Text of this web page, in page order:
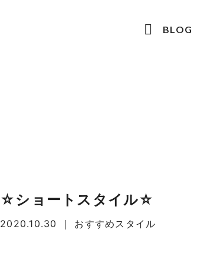
BLOG
☆ショートスタイル☆
2020.10.30 ｜ おすすめスタイル